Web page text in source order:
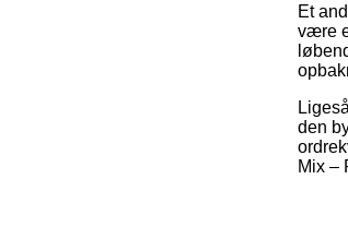
Et
være
den
Mix –